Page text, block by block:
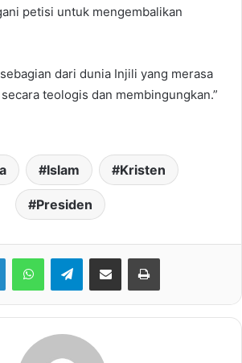
petisi untuk mengembalikan
dari dunia Injili yang merasa
teologis dan membingungkan.”
Islam Kristen
Presiden
Telegram